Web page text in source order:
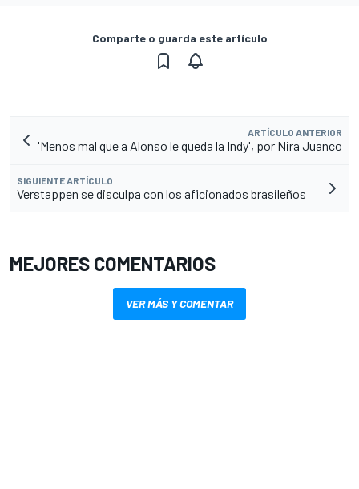
Comparte o guarda este artículo
ARTÍCULO ANTERIOR
'Menos mal que a Alonso le queda la Indy', por Nira Juanco
SIGUIENTE ARTÍCULO
Verstappen se disculpa con los aficionados brasileños
MEJORES COMENTARIOS
VER MÁS Y COMENTAR